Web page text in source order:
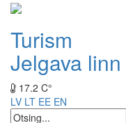
Turism
Jelgava linn
17.2 C°
LV LT EE EN